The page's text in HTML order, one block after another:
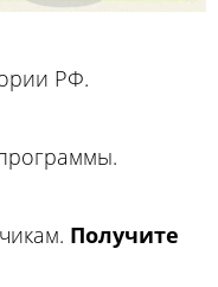
РФ.
Получите